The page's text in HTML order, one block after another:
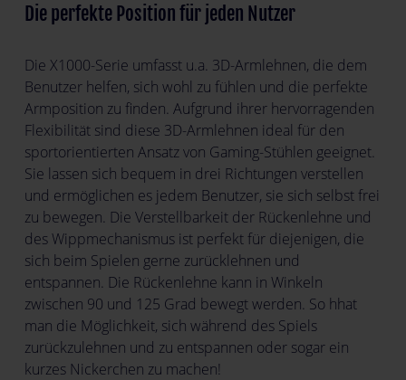
Die perfekte Position für jeden Nutzer
Die X1000-Serie umfasst u.a. 3D-Armlehnen, die dem
Benutzer helfen, sich wohl zu fühlen und die perfekte
Armposition zu finden. Aufgrund ihrer hervorragenden
Flexibilität sind diese 3D-Armlehnen ideal für den
sportorientierten Ansatz von Gaming-Stühlen geeignet.
Sie lassen sich bequem in drei Richtungen verstellen
und ermöglichen es jedem Benutzer, sie sich selbst frei
zu bewegen. Die Verstellbarkeit der Rückenlehne und
des Wippmechanismus ist perfekt für diejenigen, die
sich beim Spielen gerne zurücklehnen und
entspannen. Die Rückenlehne kann in Winkeln
zwischen 90 und 125 Grad bewegt werden. So hhat
man die Möglichkeit, sich während des Spiels
zurückzulehnen und zu entspannen oder sogar ein
kurzes Nickerchen zu machen!